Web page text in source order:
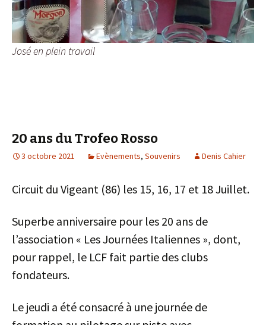
José en plein travail
20 ans du Trofeo Rosso
3 octobre 2021 Evènements, Souvenirs Denis Cahier
Circuit du Vigeant (86) les 15, 16, 17 et 18 Juillet.
Superbe anniversaire pour les 20 ans de
l’association « Les Journées Italiennes », dont,
pour rappel, le LCF fait partie des clubs
fondateurs.
Le jeudi a été consacré à une journée de